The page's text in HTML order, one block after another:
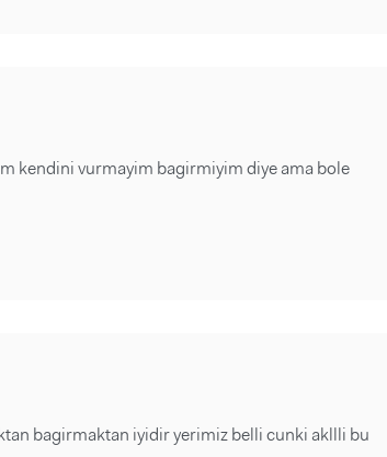
kendini vurmayim bagirmiyim diye ama bole
bagirmaktan iyidir yerimiz belli cunki akllli bu